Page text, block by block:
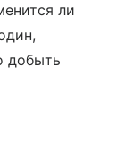
ли
добыть